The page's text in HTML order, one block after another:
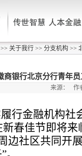
>> 关于我行 >> 分支机构 >>
商银行北京分行青年
来源： 作